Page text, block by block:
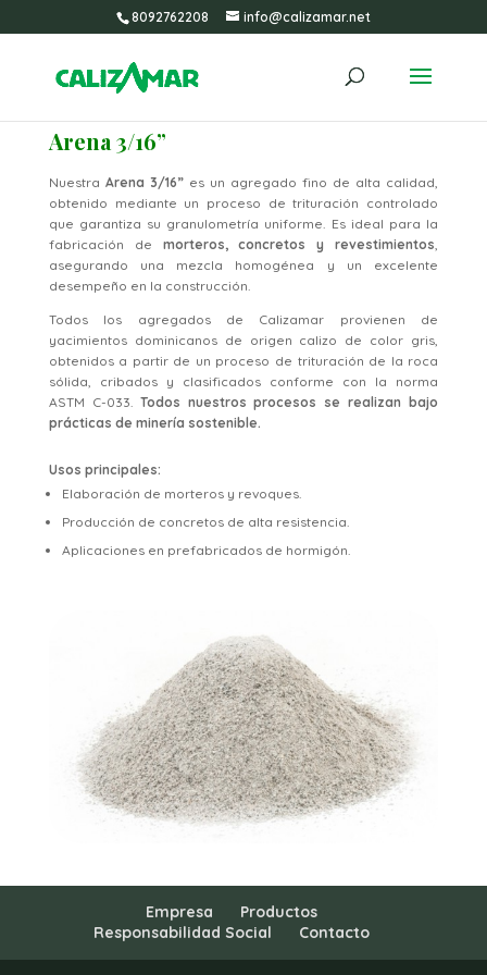
8092762208 info@calizamar.net
Arena 3/16”
Nuestra Arena 3/16”es un agregado fino de alta calidad,
obtenido mediante un proceso de trituración controlado
que garantiza su granulometría uniforme. Es ideal para la
fabricación de morteros, concretos y revestimientos,
asegurando una mezcla homogénea y un excelente
desempeño en la construcción.
Todos los agregados de Calizamar provienen de
yacimientos dominicanos de origen calizo de color gris,
obtenidos a partir de un proceso de trituración de la roca
sólida, cribados y clasificados conforme con la norma
ASTM C-033. Todos nuestros procesos se realizan bajo
prácticas de minería sostenible.
Usos principales:
Elaboración de morteros y revoques.
Producción de concretos de alta resistencia.
Aplicaciones en prefabricados de hormigón.
Empresa
Productos
Responsabilidad Social
Contacto